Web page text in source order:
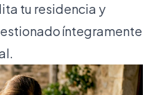
tu residencia y
íntegramente